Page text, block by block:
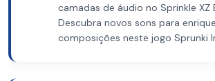
camadas de áudio no Sprinkle XZ
Descubra novos sons para
composições neste jogo Sprunki